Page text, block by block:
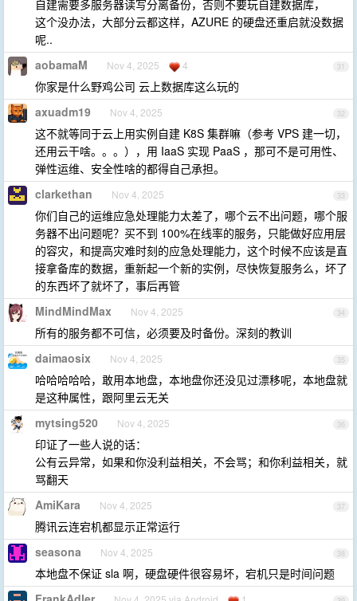
自建需要多服务器读写分离备份，否则不要玩自建数据库，
这个没办法，大部分云都这样，AZURE 的硬盘还重启就没数据
呢..
31
aobamaM Nov 4, 2025 4
你家是什么野鸡公司 云上数据库这么玩的
32
axuadm19 Nov 4, 2025
这不就等同于云上用实例自建 K8S 集群嘛（参考 VPS 建一切，
还用云干啥。。。），用 IaaS 实现 PaaS ，那可不是可用性、
弹性运维、安全性啥的都得自己承担。
33
clarkethan Nov 4, 2025
你们自己的运维应急处理能力太差了，哪个云不出问题，哪个服
务器不出问题呢？买不到 100%在线率的服务，只能做好应用层
的容灾，和提高灾难时刻的应急处理能力，这个时候不应该是直
接拿备库的数据，重新起一个新的实例，尽快恢复服务么，坏了
的东西坏了就坏了，事后再管
34
MindMindMax Nov 4, 2025
所有的服务都不可信，必须要及时备份。深刻的教训
35
daimaosix Nov 4, 2025
哈哈哈哈哈，敢用本地盘，本地盘你还没见过漂移呢，本地盘就
是这种属性，跟阿里云无关
36
mytsing520 Nov 4, 2025
印证了一些人说的话：
公有云异常，如果和你没利益相关，不会骂；和你利益相关，就
骂翻天
37
AmiKara Nov 4, 2025
腾讯云连宕机都显示正常运行
38
seasona Nov 4, 2025
本地盘不保证 sla 啊，硬盘硬件很容易坏，宕机只是时间问题